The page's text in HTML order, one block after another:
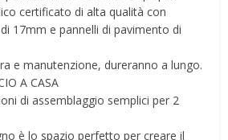
certificato di alta qualità con
17mm e pannelli di pavimento di
e manutenzione, dureranno a lungo.
A CASA
di assemblaggio semplici per 2
è lo spazio perfetto per creare il